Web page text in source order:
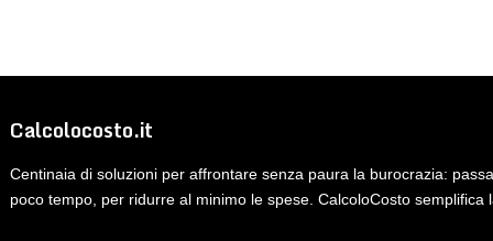
Calcolocosto.it
Centinaia di soluzioni per affrontare senza paura la burocrazia:
poco tempo, per ridurre al minimo le spese. CalcoloCosto